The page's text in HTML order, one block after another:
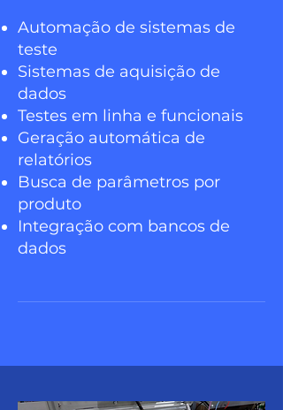
Automação de sistemas de
teste
Sistemas de aquisição de
dados
Testes em linha e funcionais
Geração automática de
relatórios
Busca de parâmetros por
produto
Integração com bancos de
dados